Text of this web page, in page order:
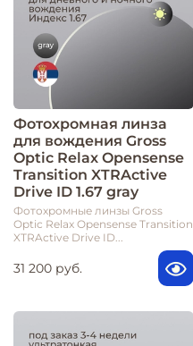
Фотохромная линза
для вождения Gross
Optic Relax Opensense
Transition XTRActive
Drive ID 1.67 gray
Фотохромные линзы Gross
Optic Relax Opensense Transition
XTRActive Drive ID...
31 200 руб.